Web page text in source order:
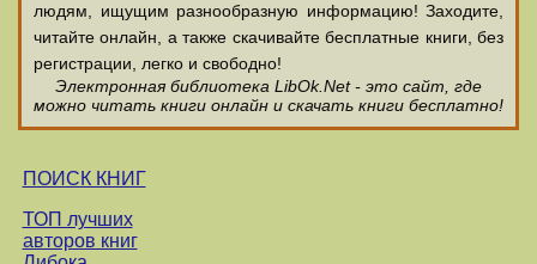
людям, ищущим разнообразную информацию! Заходите,
читайте онлайн, а также скачивайте бесплатные книги, без
регистрации, легко и свободно!
Электронная библиотека LibOk.Net - это сайт, где
можно читать книги онлайн и скачать книги бесплатно!
ПОИСК КНИГ
ТОП лучших
авторов книг